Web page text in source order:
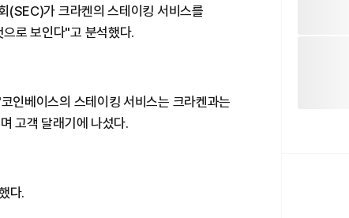
(SEC)가 크라켄의 스테이킹 서비스를
로 보인다"고 분석했다.
인베이스의 스테이킹 서비스는 크라켄과는
고객 달래기에 나섰다.
다.